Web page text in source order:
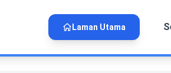
Laman Utama